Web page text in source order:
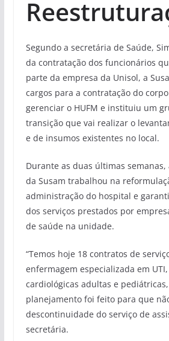
Segundo a secretária de Saúde,
da contratação dos funcionários
parte da empresa da Unisol, a
cargos para a contratação do
gerenciar o HUFM e instituiu um
transição que vai realizar o
e de insumos existentes no local.
Durante as duas últimas
da Susam trabalhou na
administração do hospital e
dos serviços prestados por
de saúde na unidade.
“Temos hoje 18 contratos de
enfermagem especializada em
cardiológicas adultas e
planejamento foi feito para que
descontinuidade do serviço de
secretária.